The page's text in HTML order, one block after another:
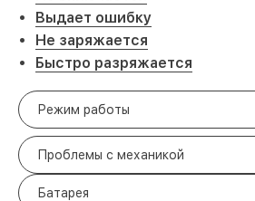
Выдает ошибку
Не заряжается
Быстро разряжается
Режим работы
Проблемы с механикой
Батарея